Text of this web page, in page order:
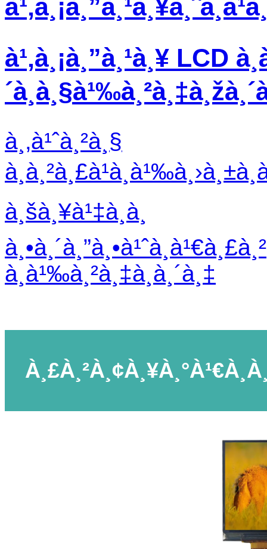
à¹‚à¸¡à¸”à¸¹à¸¥ LCD
à¸‚à¹ˆà¸²à¸§
à¸šà¸¥à¹‡à¸­à¸
à¸•à¸´à¸”à¸•à¹ˆà¸­à¹€à¸£à¸²
à¸­à¹‰à¸²à¸‡à¸­à¸´à¸‡